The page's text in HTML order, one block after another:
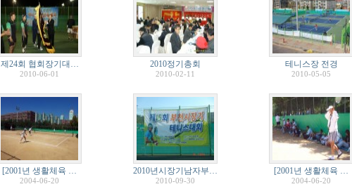
제24회 협회장기대…
2010-06-01
2010정기총회
2010-02-11
테니스장 전경
2010-05-05
[2001년 생활체육 …
2004-06-20
2010년시장기남자부…
2010-09-30
[2001년 생활체육 …
2004-06-20